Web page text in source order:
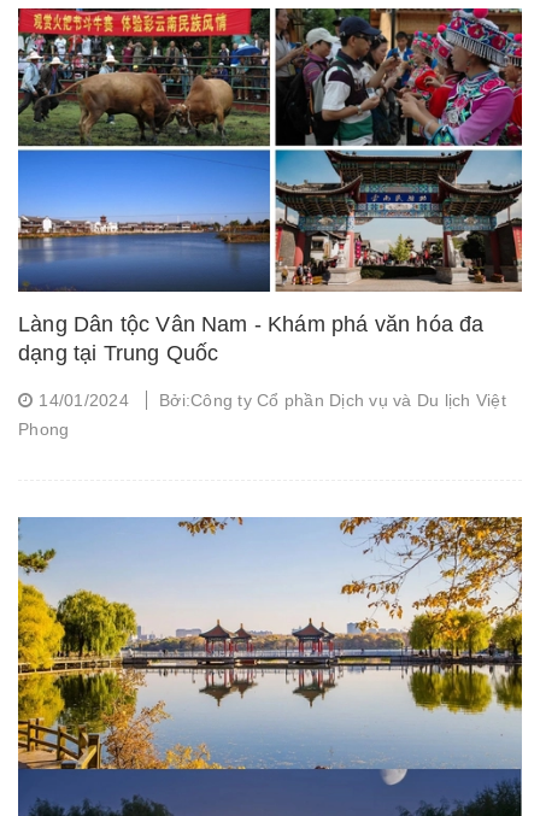
Làng Dân tộc Vân Nam - Khám phá văn hóa đa
dạng tại Trung Quốc
14/01/2024
Bởi:Công ty Cổ phần Dịch vụ và Du lịch Việt
Phong